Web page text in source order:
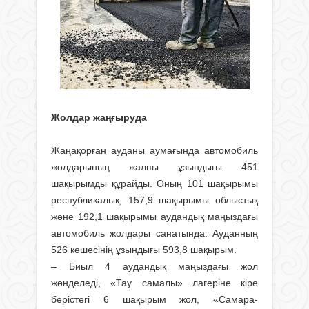
Жолдар жаңғыруда
Жаңақорған ауданы аумағында ав­томобиль
жолдарының жалпы ұзын­дығы 451
шақырымды құрайды. Оның 101 шақырымы
республикалық, 157,9 шақырымы облыстық
және 192,1 шақырымы аудандық маңыздағы
ав­томобиль жолдары санатында. Аудан­ның
526 көшесінің ұзындығы 593,8 шақырым.
– Биыл 4 аудандық маңыздағы жол
жөнделеді, «Тау самалы» лагеріне кіре
берістегі 6 шақырым жол, «Самара-